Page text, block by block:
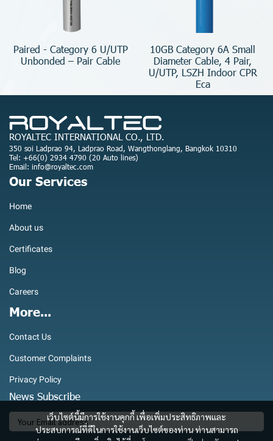
Paired - Category 6 U/UTP
Unbonded – Pair Cable
10GB Category 6A Small
Diameter Cable, 4 Pair,
U/UTP, LSZH Indoor CPR
Eca
เว็บไซต์นี้มีการใช้งานคุกกี้ เพื่อเพิ่มประสิทธิภาพและ
ประสบการณ์ที่ดีในการใช้งานเว็บไซต์ของท่าน ท่านสามารถ
ROYALTEC INTERNATIONAL CO., LTD.
350 soi Ladprao 94, Ladprao Road, Wangthonglang, Bangkok 10310
Tel: +66(0) 2934 4790 (20 Auto lines)
Email: info@royaltec.com
Our Services
Home
About us
Certificates
Blog
Careers
More...
Contact Us
Customer Complaints
Privacy Policy
News Subscribe